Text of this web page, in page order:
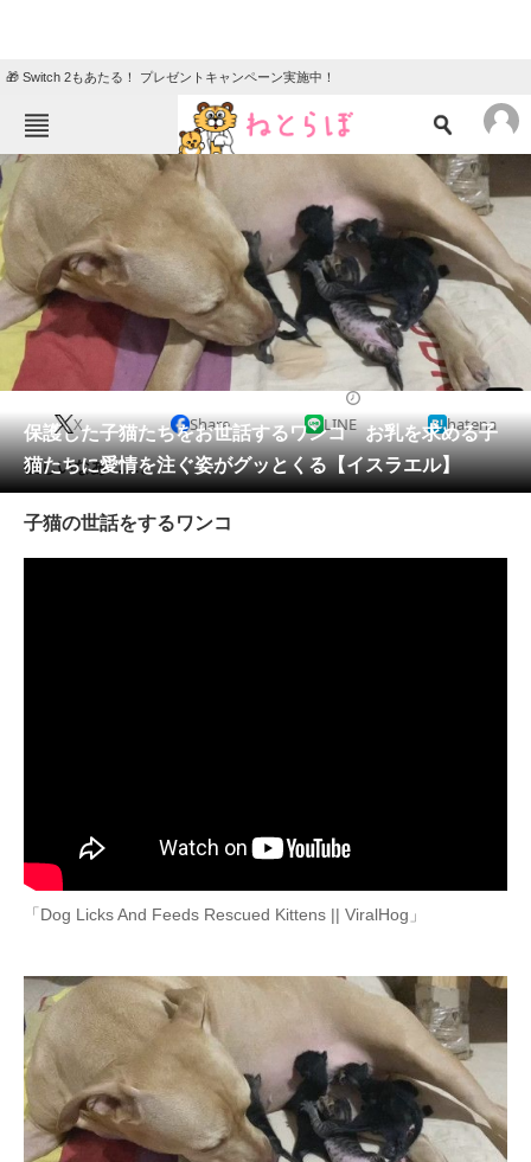
🎁 Switch 2もあたる！ プレゼントキャンペーン実施中！
ねとらぼメニュー
TOP
エンタメ クイズ
グルメ 地域
住まい 教育・育児
動物 リサーチ
会員記事
メディア
注目記事を集めた総合ページ
AI活用のいまが分かる
企業ITのトレンドを詳説
マーケ×ITの今がよく分かる
ITエンジニア向け専門サイト
企業向けIT製品の総合サイト
IT製品の技術・比較・事例
保護した子猫たちをお世話するワンコ お乳を求める子
猫たちに愛情を注ぐ姿がグッとくる【イスラエル】
X Share LINE hatena
優しいなあ……。
子猫の世話をするワンコ
「Dog Licks And Feeds Rescued Kittens || ViralHog」